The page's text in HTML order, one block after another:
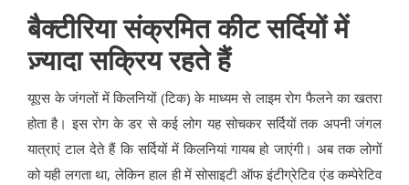
बैक्टीरिया संक्रमित कीट सर्दियों में
ज़्यादा सक्रिय रहते हैं
यूएस के जंगलों में किलनियों (टिक) के माध्यम से लाइम रोग फैलने का खतरा
होता है। इस रोग के डर से कई लोग यह सोचकर सर्दियों तक अपनी जंगल
यात्राएं टाल देते हैं कि सर्दियों में किलनियां गायब हो जाएंगी। अब तक लोगों
को यही लगता था, लेकिन हाल ही में सोसाइटी ऑफ इंटीग्रेटिव एंड कम्पेरेटिव